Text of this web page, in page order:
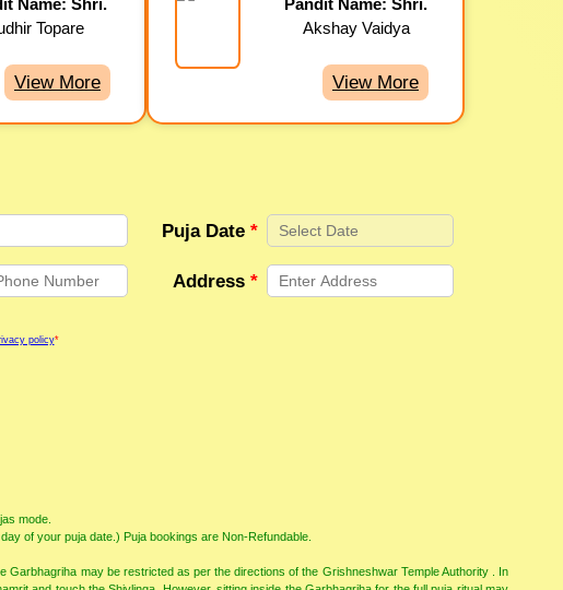
Name: Shri.
Topare
View More
Pandit Name: Shri.
Akshay Vaidya
View More
Puja Date*
Address*
policy*
mode.
of your puja date.) Puja bookings are Non-Refundable.
may be restricted as per the directions of the Grishneshwar Temple Authority . In